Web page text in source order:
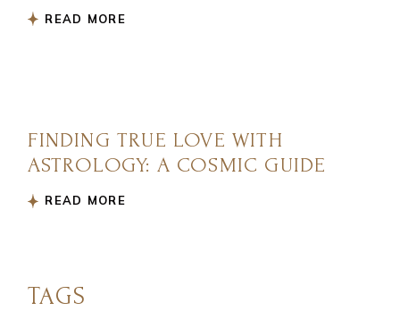
READ MORE
FINDING TRUE LOVE WITH
ASTROLOGY: A COSMIC GUIDE
READ MORE
TAGS